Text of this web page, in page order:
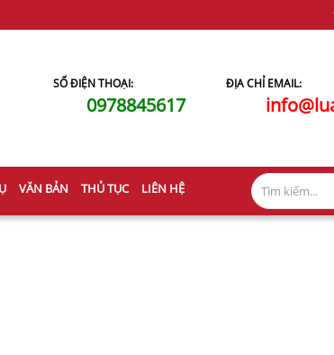
SỐ ĐIỆN THOẠI:
0978845617
ĐỊA CHỈ EMAIL:
VĂN BẢN THỦ TỤC LIÊN HỆ